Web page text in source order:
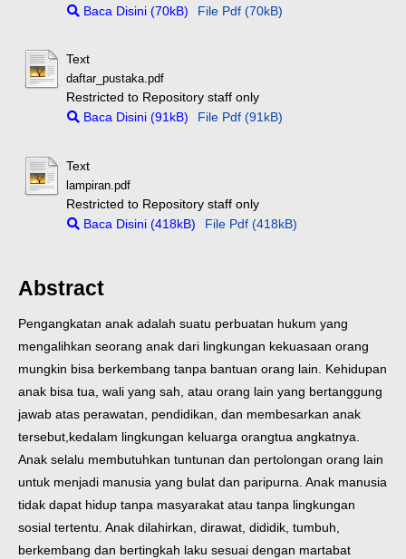
Baca Disini (70kB)
File Pdf (70kB)
Text
daftar_pustaka.pdf
Restricted to Repository staff only
Baca Disini (91kB)
File Pdf (91kB)
Text
lampiran.pdf
Restricted to Repository staff only
Baca Disini (418kB)
File Pdf (418kB)
Abstract
Pengangkatan anak adalah suatu perbuatan hukum yang
mengalihkan seorang anak dari lingkungan kekuasaan orang
mungkin bisa berkembang tanpa bantuan orang lain. Kehidupan
anak bisa tua, wali yang sah, atau orang lain yang bertanggung
jawab atas perawatan, pendidikan, dan membesarkan anak
tersebut,kedalam lingkungan keluarga orangtua angkatnya.
Anak selalu membutuhkan tuntunan dan pertolongan orang lain
untuk menjadi manusia yang bulat dan paripurna. Anak manusia
tidak dapat hidup tanpa masyarakat atau tanpa lingkungan
sosial tertentu. Anak dilahirkan, dirawat, dididik, tumbuh,
berkembang dan bertingkah laku sesuai dengan martabat